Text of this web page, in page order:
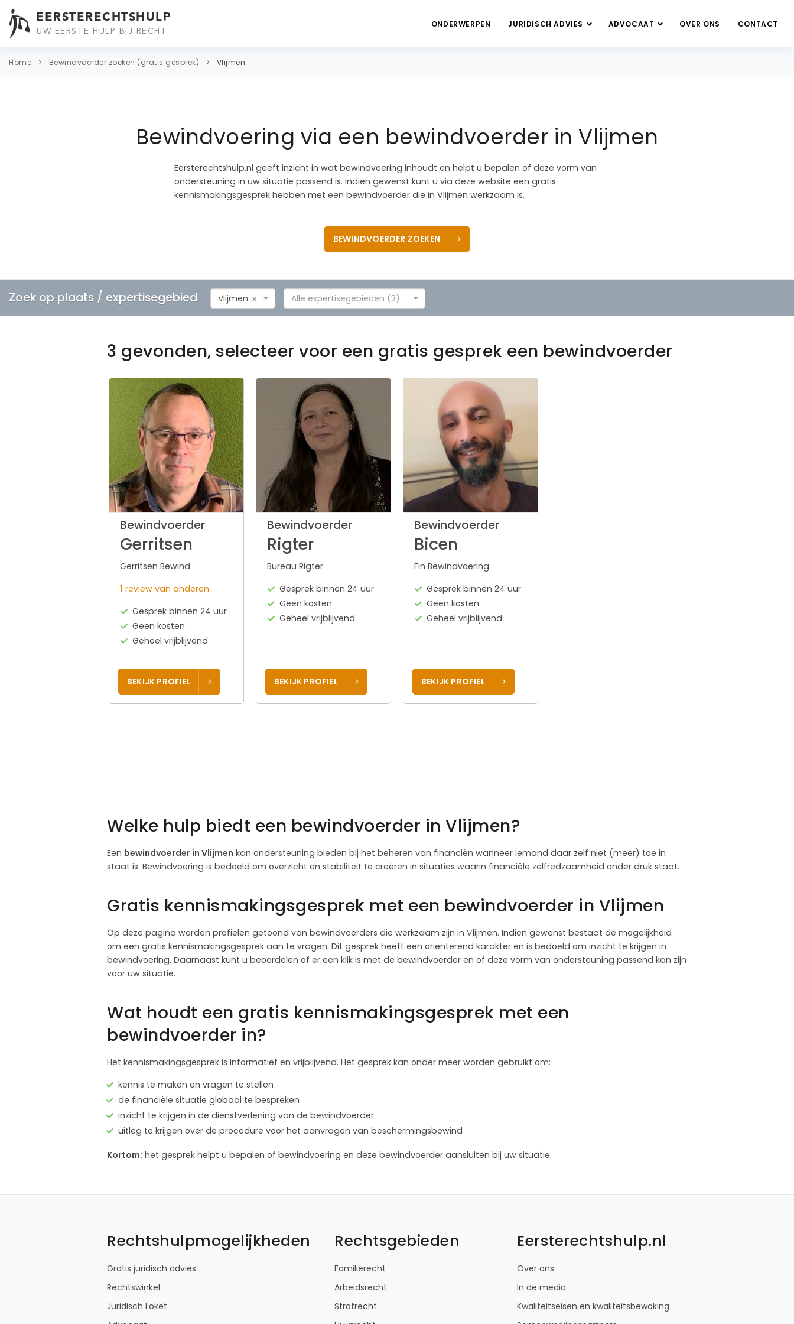
EERSTERECHTSHULP
UW EERSTE HULP BIJ RECHT
ONDERWERPEN JURIDISCH ADVIES ADVOCAAT OVER ONS CONTACT
Home Bewindvoerder zoeken (gratis gesprek) Vlijmen
Bewindvoering via een bewindvoerder in Vlijmen
Eersterechtshulp.nl geeft inzicht in wat bewindvoering inhoudt en helpt u bepalen of deze vorm van
ondersteuning in uw situatie passend is. Indien gewenst kunt u via deze website een gratis
kennismakingsgesprek hebben met een bewindvoerder die in Vlijmen werkzaam is.
BEWINDVOERDER ZOEKEN
Zoek op plaats / expertisegebied ×
Vlijmen Alle expertisegebieden (3)
3 gevonden, selecteer voor een gratis gesprek een bewindvoerder
Bewindvoerder
Gerritsen
Gerritsen Bewind
1 review van anderen
Gesprek binnen 24 uur
Geen kosten
Geheel vrijblijvend
BEKIJK PROFIEL
Bewindvoerder
Rigter
Bureau Rigter
Gesprek binnen 24 uur
Geen kosten
Geheel vrijblijvend
BEKIJK PROFIEL
Bewindvoerder
Bicen
Fin Bewindvoering
Gesprek binnen 24 uur
Geen kosten
Geheel vrijblijvend
BEKIJK PROFIEL
Welke hulp biedt een bewindvoerder in Vlijmen?
Een bewindvoerder in Vlijmen kan ondersteuning bieden bij het beheren van financiën wanneer iemand daar zelf niet (meer) toe in
staat is. Bewindvoering is bedoeld om overzicht en stabiliteit te creëren in situaties waarin financiële zelfredzaamheid onder druk staat.
Gratis kennismakingsgesprek met een bewindvoerder in Vlijmen
Op deze pagina worden profielen getoond van bewindvoerders die werkzaam zijn in Vlijmen. Indien gewenst bestaat de mogelijkheid
om een gratis kennismakingsgesprek aan te vragen. Dit gesprek heeft een oriënterend karakter en is bedoeld om inzicht te krijgen in
bewindvoering. Daarnaast kunt u beoordelen of er een klik is met de bewindvoerder en of deze vorm van ondersteuning passend kan zijn
voor uw situatie.
Wat houdt een gratis kennismakingsgesprek met een
bewindvoerder in?
Het kennismakingsgesprek is informatief en vrijblijvend. Het gesprek kan onder meer worden gebruikt om:
kennis te maken en vragen te stellen
de financiële situatie globaal te bespreken
inzicht te krijgen in de dienstverlening van de bewindvoerder
uitleg te krijgen over de procedure voor het aanvragen van beschermingsbewind
Kortom: het gesprek helpt u bepalen of bewindvoering en deze bewindvoerder aansluiten bij uw situatie.
Rechtshulpmogelijkheden
Gratis juridisch advies
Rechtswinkel
Juridisch Loket
Rechtsgebieden
Familierecht
Arbeidsrecht
Strafrecht
Eersterechtshulp.nl
Over ons
In de media
Kwaliteitseisen en kwaliteitsbewaking